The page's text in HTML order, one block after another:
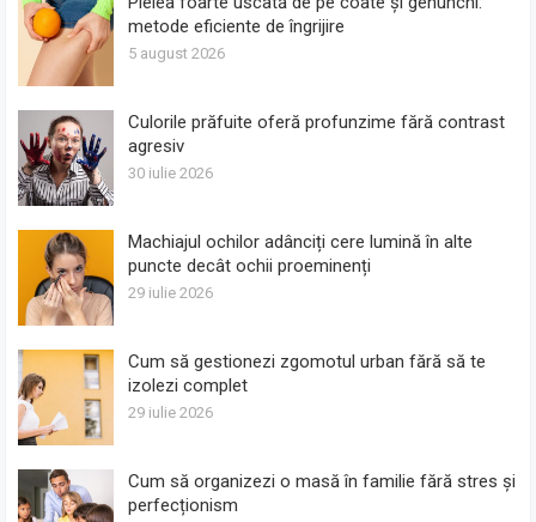
metode eficiente de îngrijire
5 august 2026
Culorile prăfuite oferă profunzime fără contrast
agresiv
30 iulie 2026
Machiajul ochilor adânciți cere lumină în alte
puncte decât ochii proeminenți
29 iulie 2026
Cum să gestionezi zgomotul urban fără să te
izolezi complet
29 iulie 2026
Cum să organizezi o masă în familie fără stres și
perfecționism